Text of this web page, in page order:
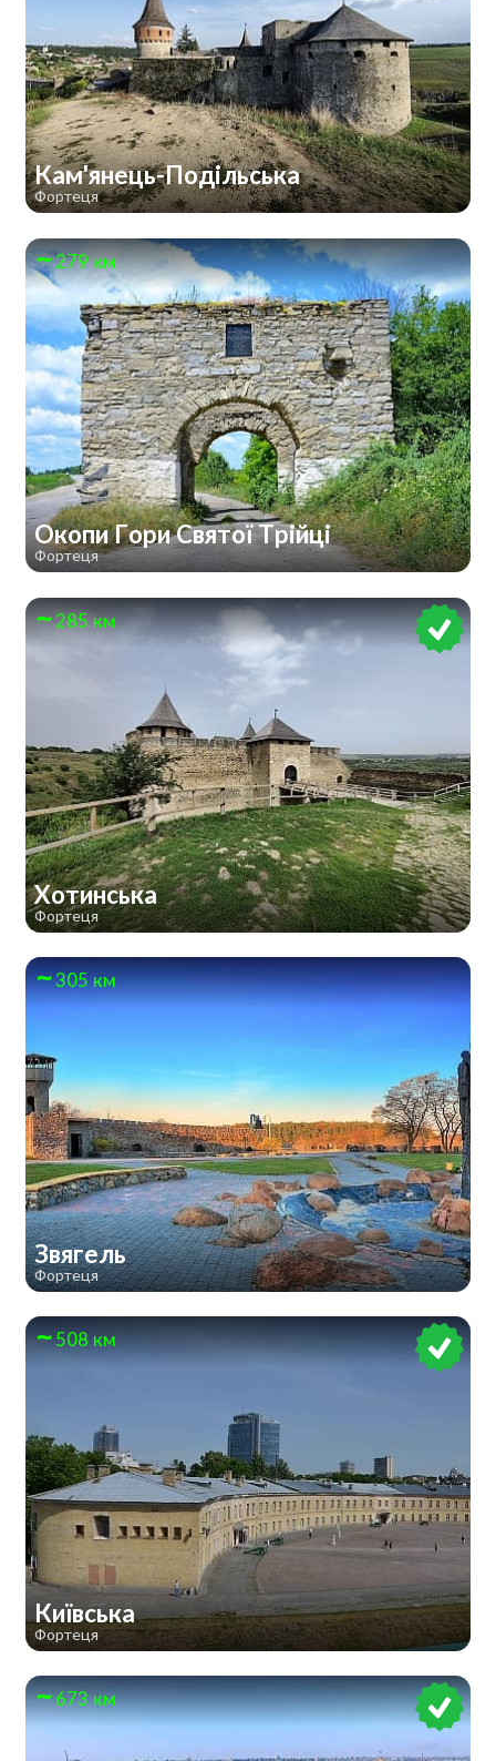
Кам'янець-Подільська
Фортеця
279 км
Окопи Гори Святої Трійці
Фортеця
285 км
Хотинська
Фортеця
305 км
Звягель
Фортеця
508 км
Київська
Фортеця
673 км